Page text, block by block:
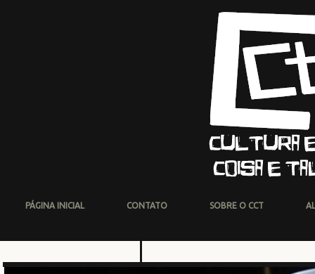
PÁGINA INICIAL CONTATO SOBRE O CCT